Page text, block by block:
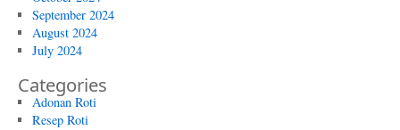
September 2024
August 2024
July 2024
Categories
Adonan Roti
Resep Roti